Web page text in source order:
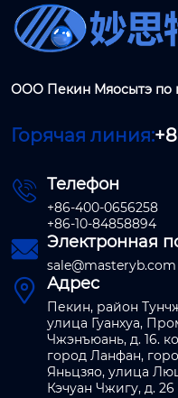
ООО Пекин Мяосытэ по
Горячая линия:
 Телефон
+86-400-0656258
+86-10-84858894
 Электронная
sale@masteryb.com
 Адрес
Пекин, район
улица Гуанхуа,
Чжэнъюань, д. 16.
город Ланфан,
Яньцзяо, улица
Кэчуан Чжигу, д. 26